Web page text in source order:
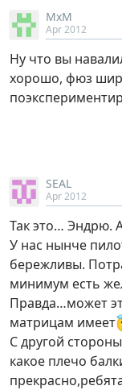
MxM
Apr 2012
Ну что вы
хорошо, фюз
SEAL
Apr 2012
Так это… Эндрю.
У нас нынче
бережливы.
минимум есть
Правда…может
матрицам имеет
С другой
какое плечо